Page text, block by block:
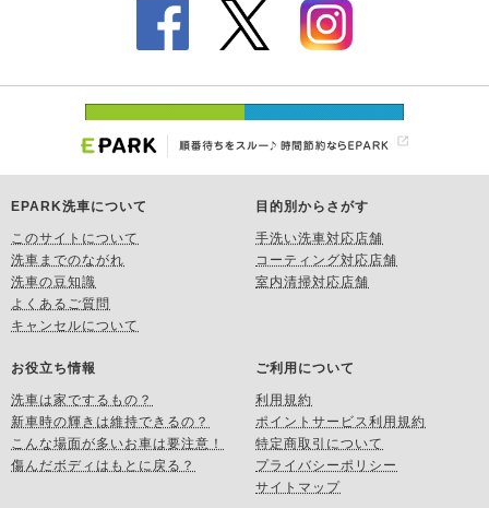
EPARK洗車について
このサイトについて
洗車までのながれ
洗車の豆知識
よくあるご質問
キャンセルについて
目的別からさがす
手洗い洗車対応店舗
コーティング対応店舗
室内清掃対応店舗
お役立ち情報
洗車は家でするもの？
新車時の輝きは維持できるの？
こんな場面が多いお車は要注意！
傷んだボディはもとに戻る？
ご利用について
利用規約
ポイントサービス利用規約
特定商取引について
プライバシーポリシー
サイトマップ